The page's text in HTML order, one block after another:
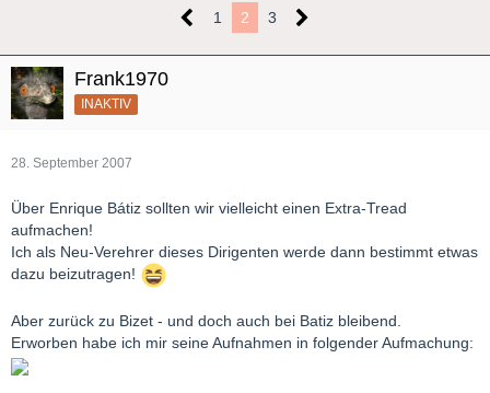
1 2 3
Frank1970
INAKTIV
28. September 2007
Über Enrique Bátiz sollten wir vielleicht einen Extra-Tread
aufmachen!
Ich als Neu-Verehrer dieses Dirigenten werde dann bestimmt etwas
dazu beizutragen!
Aber zurück zu Bizet - und doch auch bei Batiz bleibend.
Erworben habe ich mir seine Aufnahmen in folgender Aufmachung: